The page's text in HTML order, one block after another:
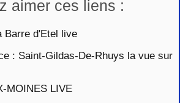
aimer ces liens :
Barre d'Etel live
: Saint-Gildas-De-Rhuys la vue sur
MOINES LIVE